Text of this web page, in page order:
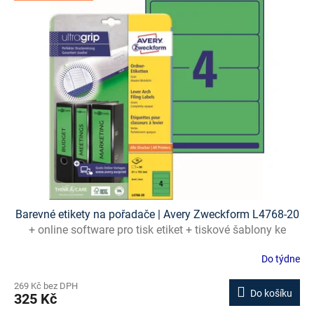
Barevné etikety na pořadače | Avery Zweckform L4768-20
+ online software pro tisk etiket + tiskové šablony ke
Do týdne
269 Kč bez DPH
325 Kč Do košíku